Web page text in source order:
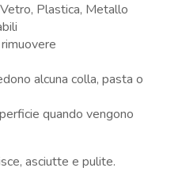
Plastica, Metallo
alcuna colla, pasta o
quando vengono
asciutte e pulite.